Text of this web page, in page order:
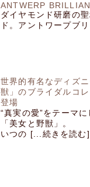
ANTWERP
ダイヤモンド研磨の
ド。アントワープブ
世界的有名なディズ
獣」のブライダルコ
登場
“真実の愛”をテーマ
「美女と野獣」。
いつの [...続きを読む]